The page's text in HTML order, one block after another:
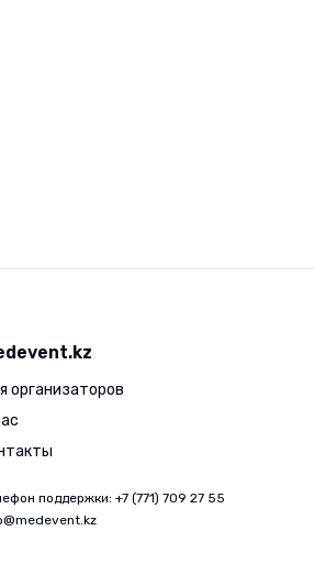
организаторов
поддержки: +7 (771) 709 27 55